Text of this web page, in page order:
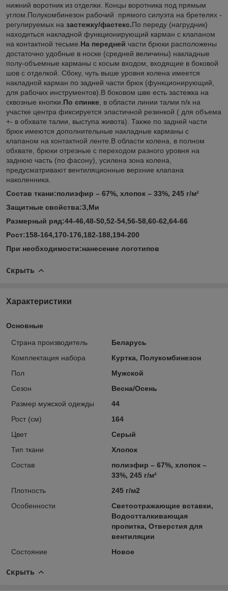
нижний воротник из отделки. Концы воротника под прямым
углом.Полукомбинезон рабочий прямого силуэта на бретелях -
регулируемых на застежку/фастекс.По переду (нагрудник)
находиться накладной функционирующий карман с клапаном
на контактной тесьме. На передней части брюки расположены
достаточно удобные в носке (средней величины) накладные
полу-объемные карманы с косым входом, входящие в боковой
шов с отделкой. Сбоку, чуть выше уровня колена имеется
накладной карман по задней части брюк (функционирующий,
для рабочих инструментов).В боковом шве есть застежка на
сквозные кнопки. По спинке , в области линии талии п/к на
участке центра фиксируется эластичной резинкой ( для объема
+- в обхвате талии, выступа живота). Также по задней части
брюк имеются дополнительные накладные карманы с
клапаном на контактной ленте.В области колена, в полном
обхвате, брюки отрезные с переходом разного уровня на
заднюю часть (по фасону), усилена зона колена,
предусматривают вентиляционные верхние клапана
наколенника.
Состав ткани:полиэфир – 67%, хлопок – 33%, 245 г/м²
Защитные свойства:З,Ми
Размерный ряд:44-46,48-50,52-54,56-58,60-62,64-66
Рост:158-164,170-176,182-188,194-200
При необходимости:нанесение логотипов
Скрыть
Характеристики
Основные
Страна производитель
Беларусь
Комплектация набора
Куртка, Полукомбинезон
Пол
Мужской
Сезон
Весна/Осень
Размер мужской одежды
44
Рост (см)
164
Цвет
Серый
Тип ткани
Хлопок
Состав
полиэфир – 67%, хлопок –
33%, 245 г/м²
Плотность
245 г/м2
Особенности
Светоотражающие вставки,
Водоотталкивающая
пропитка, Отверстия для
вентиляции
Состояние
Новое
Скрыть